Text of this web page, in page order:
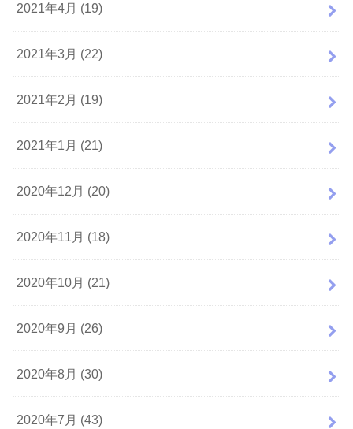
2021年4月 (19)
2021年3月 (22)
2021年2月 (19)
2021年1月 (21)
2020年12月 (20)
2020年11月 (18)
2020年10月 (21)
2020年9月 (26)
2020年8月 (30)
2020年7月 (43)